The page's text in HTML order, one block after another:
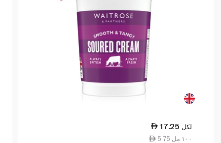
17.25 لكل
5.75 ١٠٠ مل